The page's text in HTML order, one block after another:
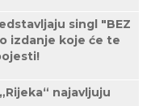
singl "BEZ
izdanje koje će te
najavljuju